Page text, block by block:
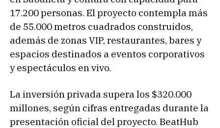
17.200 personas. El proyecto contempla más
de 55.000 metros cuadrados construidos,
además de zonas VIP, restaurantes, bares y
espacios destinados a eventos corporativos
y espectáculos en vivo.
La inversión privada supera los $320.000
millones, según cifras entregadas durante la
presentación oficial del proyecto. BeatHub